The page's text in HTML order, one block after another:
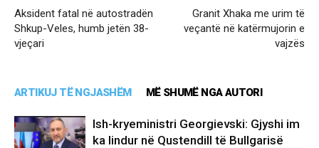
Aksident fatal në autostradën
Shkup-Veles, humb jetën 38-
vjeçari
Granit Xhaka me urim të
veçantë në katërmujorin e
vajzës
ARTIKUJ TË NGJASHËM MË SHUMË NGA AUTORI
Ish-kryeministri Georgievski: Gjyshi im
ka lindur në Qustendill të Bullgarisë